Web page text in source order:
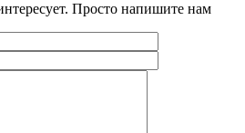
Просто напишите нам